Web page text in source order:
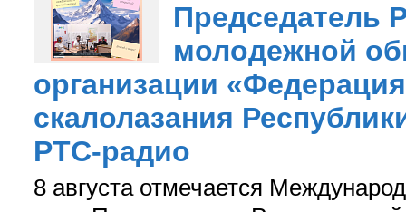
Председатель
молодежной
организации
скалолазания
РТС-радио
8 августа отмечается